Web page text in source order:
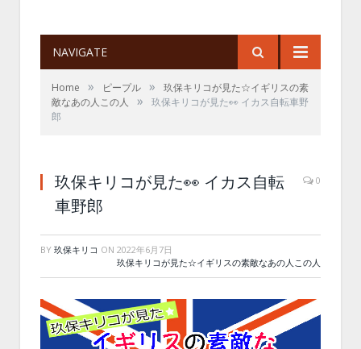
NAVIGATE
Home » ピープル »
玖保キリコが見た☆イギリスの素
敵なあの人この人
»
玖保キリコが見た👀 イカス自転車野
郎
玖保キリコが見た👀 イカス自転
車野郎
0
BY 玖保キリコ ON 2022年6月7日
玖保キリコが見た☆イギリスの素敵なあの人この人